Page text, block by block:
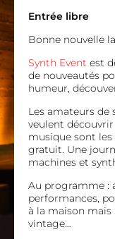
Entrée libre
Bonne nouvelle
Synth Event est
de nouveautés
humeur,
Les amateurs de
veulent
musique sont les
gratuit. Une
machines et
Au programme :
performances,
à la maison
vintage…